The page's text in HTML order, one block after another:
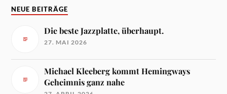
NEUE BEITRÄGE
Die beste Jazzplatte, überhaupt.
27. MAI 2026
Michael Kleeberg kommt Hemingways
Geheimnis ganz nahe